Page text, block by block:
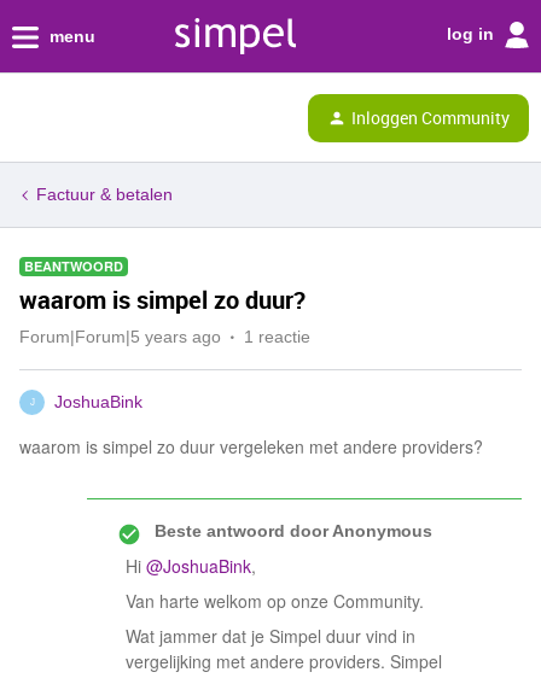
menu log in
Inloggen Community
Factuur & betalen
BEANTWOORD
waarom is simpel zo duur?
Forum|Forum|5 years ago 1 reactie
J JoshuaBink
waarom is simpel zo duur vergeleken met andere providers?
Beste antwoord doorAnonymous
Hi @JoshuaBink,
Van harte welkom op onze Community.
Wat jammer dat je Simpel duur vind in
vergelijking met andere providers. Simpel